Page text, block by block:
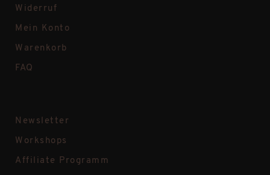
Widerruf
Mein Konto
Warenkorb
FAQ
Newsletter
Workshops
Affiliate Programm